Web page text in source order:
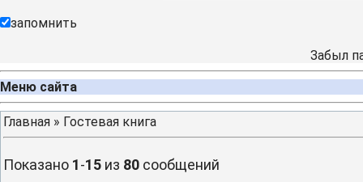
запомнить
Забыл
Меню сайта
Главная » Гостевая книга
Показано 1-15 из 80 сообщений